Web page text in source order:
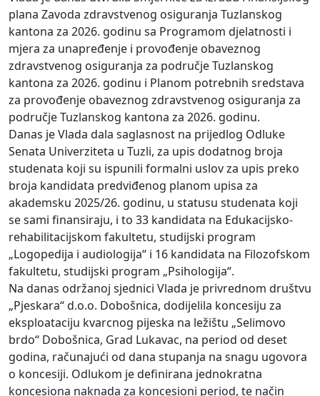
plana Zavoda zdravstvenog osiguranja Tuzlanskog
kantona za 2026. godinu sa Programom djelatnosti i
mjera za unapređenje i provođenje obaveznog
zdravstvenog osiguranja za područje Tuzlanskog
kantona za 2026. godinu i Planom potrebnih sredstava
za provođenje obaveznog zdravstvenog osiguranja za
područje Tuzlanskog kantona za 2026. godinu.
Danas je Vlada dala saglasnost na prijedlog Odluke
Senata Univerziteta u Tuzli, za upis dodatnog broja
studenata koji su ispunili formalni uslov za upis preko
broja kandidata predviđenog planom upisa za
akademsku 2025/26. godinu, u statusu studenata koji
se sami finansiraju, i to 33 kandidata na Edukacijsko-
rehabilitacijskom fakultetu, studijski program
„Logopedija i audiologija“ i 16 kandidata na Filozofskom
fakultetu, studijski program „Psihologija“.
Na danas održanoj sjednici Vlada je privrednom društvu
„Pjeskara“ d.o.o. Dobošnica, dodijelila koncesiju za
eksploataciju kvarcnog pijeska na ležištu „Selimovo
brdo“ Dobošnica, Grad Lukavac, na period od deset
godina, računajući od dana stupanja na snagu ugovora
o koncesiji. Odlukom je definirana jednokratna
koncesiona naknada za koncesioni period, te način